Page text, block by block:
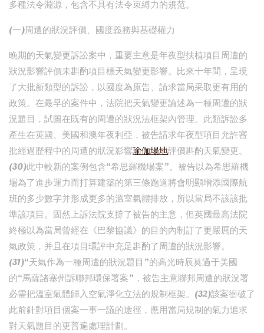
多種法令淵源，包含不具有法令束縛力的規范。
(一)周遭的狀況評價、國度義務與基礎權力
晚期的天氣變更訴訟案中，重要主意是年夜型扶植項目周遭的
狀況影響評價未斟酌項目標天氣變更影響。比來十年間，呈現
了大批新類型的訴訟，以國度為原告、請求當局采取更有用的
政策。在最早的案件中，法院把天氣變更論述為一種周遭的狀
況題目，試圖在既有的周遭的狀況法框架內管理。此類訴訟多
產生在英國、美國和澳年夜利亞，被告請求年夜型項目允許審
批經過歷程中的周遭的狀況影響瑜伽場地評價斟酌天氣變更。
(30)此中較新的案例包含“希思羅機場案”。被告以為希思羅機
場為了進步運力而打算建築的第三條跑道將會明顯增添國際航
班的多少數字并形成更多的溫室氣體排放，所以當局不該該批
準該項目。固然上訴法院支撐了被告的主意，但英國最高法院
終極以為當局曾經在《巴黎協議》的目的內制訂了更嚴厲的天
氣政策，并且在項目環評中充足斟酌了周遭的狀況影響。
(31)“天氣作為一種周遭的狀況題目”的高光時辰莫過于美國
的“馬薩諸塞州訴聯邦環保署案”，被告主意聯邦周遭的狀況署
必需把溫室氣體歸入空氣淨化立法的規制框架。(32)該案衝破了
此前針對項目個案一事一議的途徑，應用當局規制的氣力追求
對天氣題目的更普遍處理計劃。